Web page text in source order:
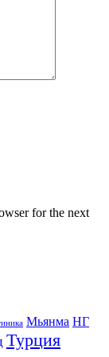
for the next
Мьянма НГ
Турция